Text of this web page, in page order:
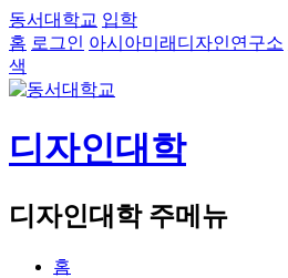
동서대학교 입학
홈 로그인 아시아미래디자인연구소
색
디자인대학
디자인대학 주메뉴
홈